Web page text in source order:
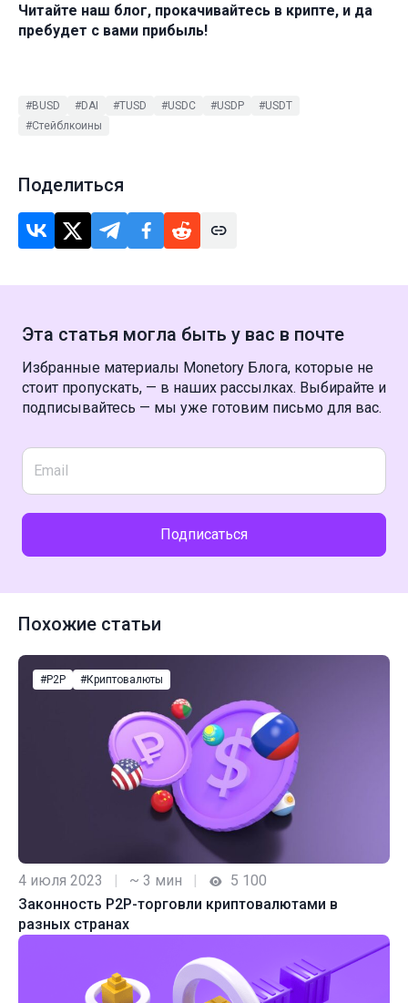
Читайте наш блог, прокачивайтесь в крипте, и да
пребудет с вами прибыль!
#BUSD #DAI #TUSD #USDC #USDP
#USDT
#Стейблкоины
Поделиться
Эта статья могла быть у вас в почте
Избранные материалы Monetory Блога, которые не
стоит пропускать, — в наших рассылках. Выбирайте и
подписывайтесь — мы уже готовим письмо для вас.
Подписаться
Похожие статьи
#P2P #Криптовалюты
4 июля 2023 ~ 3 мин
5 100
Законность P2P-торговли криптовалютами в
разных странах